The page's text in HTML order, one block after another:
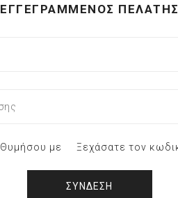
ΕΓΓΕΓΡΑΜΜΈΝΟΣ ΠΕΛΆΤΗΣ
Θυμήσου με Ξεχάσατε τον